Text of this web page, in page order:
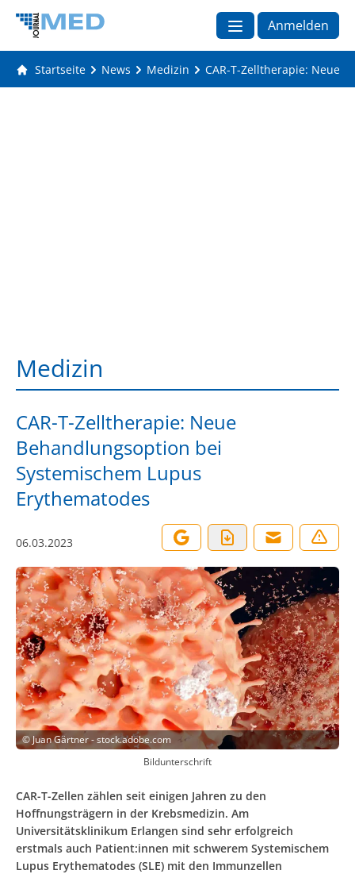
Anmelden
Startseite News Medizin CAR-T-Zelltherapie: Neue
Medizin
CAR-T-Zelltherapie: Neue
Behandlungsoption bei
Systemischem Lupus
Erythematodes
06.03.2023
©Juan Gärtner - stock.adobe.com
Bildunterschrift
CAR-T-Zellen zählen seit einigen Jahren zu den
Hoffnungsträgern in der Krebsmedizin. Am
Universitätsklinikum Erlangen sind sehr erfolgreich
erstmals auch Patient:innen mit schwerem Systemischem
Lupus Erythematodes (SLE) mit den Immunzellen